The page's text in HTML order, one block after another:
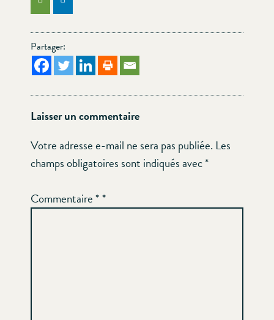
Partager:
Laisser un commentaire
Votre adresse e-mail ne sera pas publiée. Les
champs obligatoires sont indiqués avec*
Commentaire*